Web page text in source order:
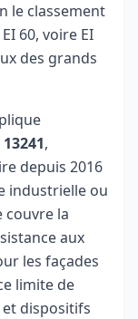
le classement
60, voire EI
des grands
,
depuis 2016
industrielle ou
couvre la
aux
les façades
limite de
dispositifs